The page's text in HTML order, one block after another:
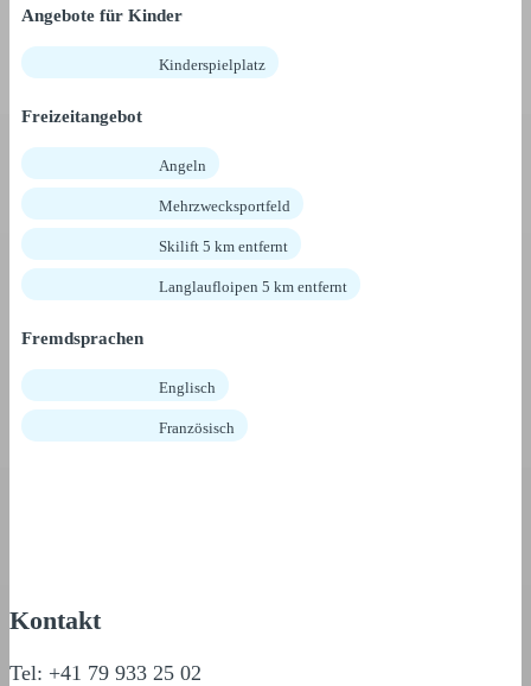
Angebote für Kinder
Kinderspielplatz
Freizeitangebot
Angeln
Mehrzwecksportfeld
Skilift 5 km entfernt
Langlaufloipen 5 km entfernt
Fremdsprachen
Englisch
Französisch
Kontakt
Tel: +41 79 933 25 02